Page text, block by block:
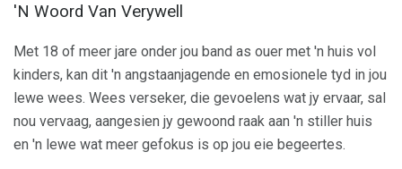
'N Woord Van Verywell
Met 18 of meer jare onder jou band as ouer met 'n huis vol
kinders, kan dit 'n angstaanjagende en emosionele tyd in jou
lewe wees. Wees verseker, die gevoelens wat jy ervaar, sal
nou vervaag, aangesien jy gewoond raak aan 'n stiller huis
en 'n lewe wat meer gefokus is op jou eie begeertes.